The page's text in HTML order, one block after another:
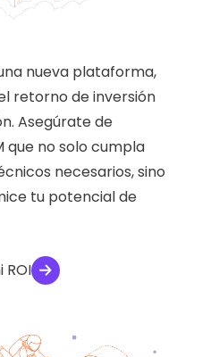
nueva plataforma,
retorno de inversión
Asegúrate de
que no solo cumpla
necesarios, sino
tu potencial de
ROI